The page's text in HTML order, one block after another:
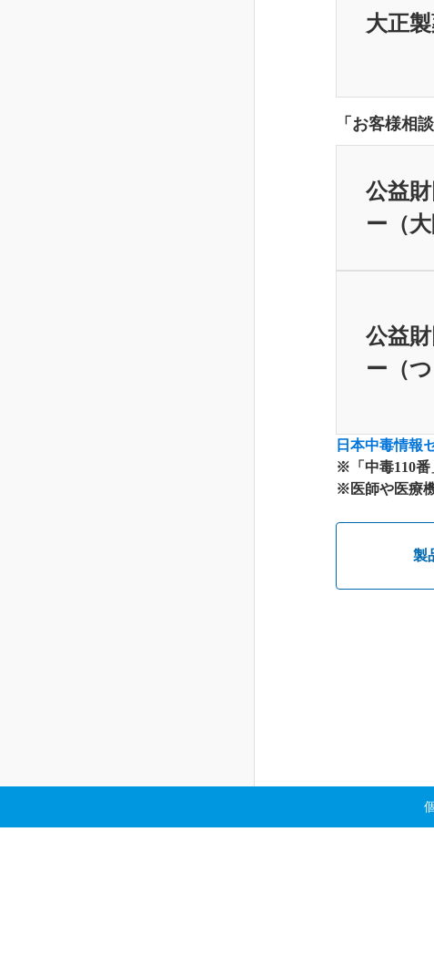
大正
「お客様相
公益
ー（大
公益
ー（
日本中毒情報
※「中毒110番
※医師や医療
製